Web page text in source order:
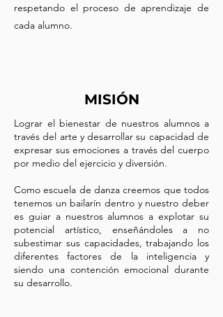
respetando el proceso de aprendizaje de
cada alumno.
MISIÓN
Lograr el bienestar de nuestros alumnos a
través del arte y desarrollar su capacidad de
expresar sus emociones a través del cuerpo
por medio del ejercicio y diversión.
Como escuela de danza creemos que todos
tenemos un bailarín dentro y nuestro deber
es guiar a nuestros alumnos a explotar su
potencial artístico, enseñándoles a no
subestimar sus capacidades, trabajando los
diferentes factores de la inteligencia y
siendo una contención emocional durante
su desarrollo.